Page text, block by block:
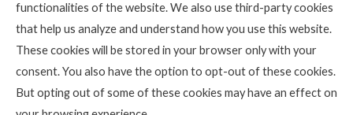
functionalities of the website. We also use third-party cookies
that help us analyze and understand how you use this website.
These cookies will be stored in your browser only with your
consent. You also have the option to opt-out of these cookies.
But opting out of some of these cookies may have an effect on